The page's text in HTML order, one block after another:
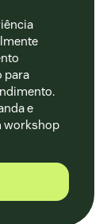
para
e
workshop